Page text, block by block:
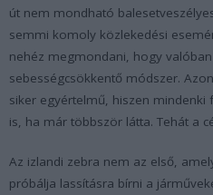
út nem mondható
semmi komoly közlekedési
nehéz megmondani, hogy
sebességcsökkentő módszer.
siker egyértelmű, hiszen
is, ha már többször látta. Tehát a
Az izlandi zebra nem az első,
próbálja lassításra bírni a